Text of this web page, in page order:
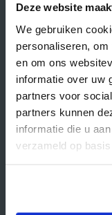
Deze website
We gebruiken
personaliseren,
en om ons
informatie over uw
partners voor
partners kunnen
informatie die u
verzameld op
Contactgegevens
Supply Service B.V.
Nijverheidsstraat
3861 RJ Nijkerk
info@supplyservice.nl
+31 33 468 13 42
KvK nummer: